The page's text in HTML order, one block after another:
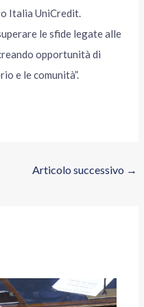
Italia UniCredit.
le sfide legate alle
opportunità di
e le comunità”.
Articolo successivo →